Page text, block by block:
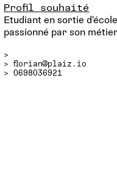
Profil souhaité
Etudiant en sortie
passionné par son métier
>
>florian@plaiz.io
> 0698036921